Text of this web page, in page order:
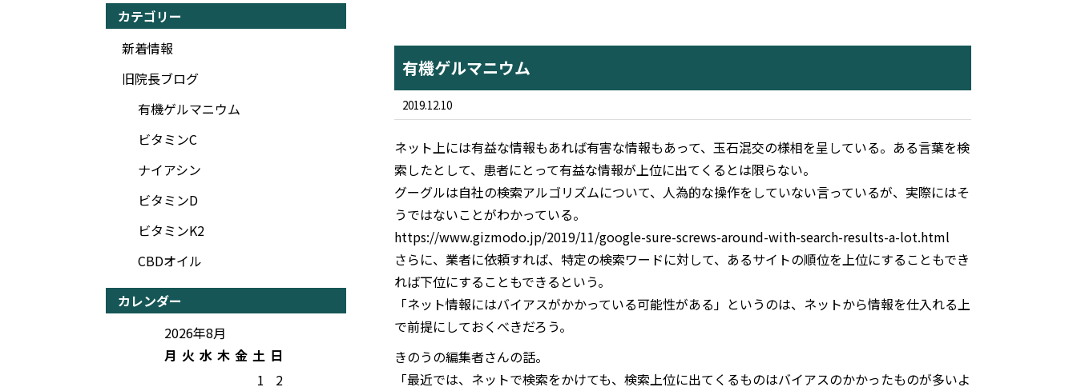
有機ゲルマニウム
2019.12.10
ネット上には有益な情報もあれば有害な情報もあって、玉石混交の様相を呈している。ある言葉を検
索したとして、患者にとって有益な情報が上位に出てくるとは限らない。
グーグルは自社の検索アルゴリズムについて、人為的な操作をしていない言っているが、実際にはそ
うではないことがわかっている。
https://www.gizmodo.jp/2019/11/google-sure-screws-around-with-search-results-a-lot.html
さらに、業者に依頼すれば、特定の検索ワードに対して、あるサイトの順位を上位にすることもでき
れば下位にすることもできるという。
「ネット情報にはバイアスがかかっている可能性がある」というのは、ネットから情報を仕入れる上
で前提にしておくべきだろう。
きのうの編集者さんの話。
「最近では、ネットで検索をかけても、検索上位に出てくるものはバイアスのかかったものが多いよ
カテゴリー
新着情報
旧院長ブログ
有機ゲルマニウム
ビタミンC
ナイアシン
ビタミンD
ビタミンK2
CBDオイル
カレンダー
2026年8月
月 火 水 木 金 土 日
1
2